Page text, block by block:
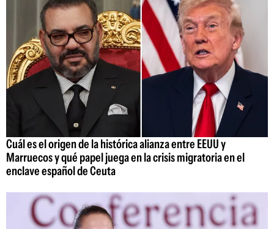
Cuál es el origen de la histórica alianza entre EEUU y
Marruecos y qué papel juega en la crisis migratoria en el
enclave español de Ceuta